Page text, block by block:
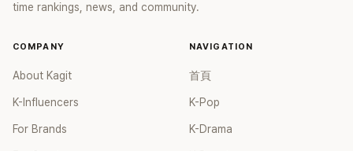
time rankings, news, and community.
COMPANY
About Kagit
K-Influencers
For Brands
NAVIGATION
首頁
K-Pop
K-Drama